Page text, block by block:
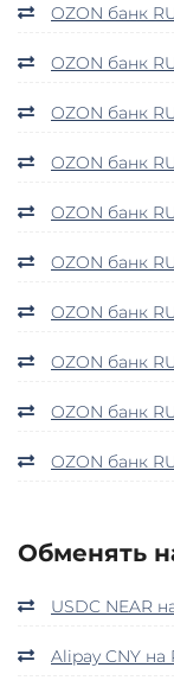
OZON банк
OZON банк
OZON банк
OZON банк
OZON банк
OZON банк
OZON банк
OZON банк
OZON банк
OZON банк
Обменять
USDC NEAR
Alipay CNY на